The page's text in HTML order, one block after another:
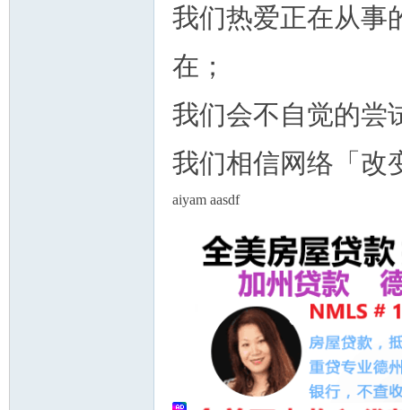
我们热爱正在从事
在；
我们会不自觉的尝
我们相信网络「改
aiyam aasdf